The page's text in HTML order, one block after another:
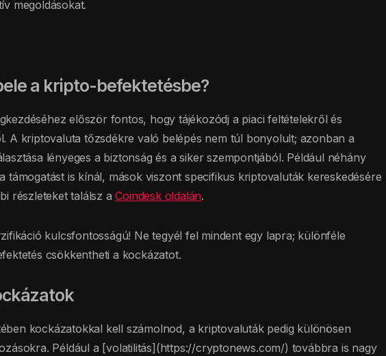
megoldásokat.
a kripto-befektetésbe?
először fontos, hogy tájékozódj a piaci feltételekről és
A kriptovaluta tőzsdékre való belépés nem túl bonyolult; azonban a
lényeges a biztonság és a siker szempontjából. Például néhány
támogatást is kínál, mások viszont specifikus kriptovaluták kereskedésére
részleteket találsz aCoindesk oldalán.
kulcsfontosságú! Ne tegyél fel mindent egy lapra; különféle
csökkentheti a kockázatot.
kockázatokkal kell számolnod, a kriptovaluták pedig különösen
Például a [volatilitás](https://cryptonews.com/) továbbra is nagy